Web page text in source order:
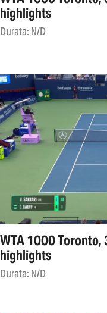
highlights
Durata: N/D
WTA 1000 Toronto,
highlights
Durata: N/D